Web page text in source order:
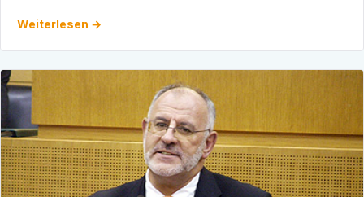
"Bahnverbindung …
Weiterlesen →